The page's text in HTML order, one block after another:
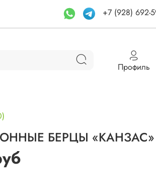
+7 (928) 692-
Профиль
БЕРЦЫ «КАНЗАС»